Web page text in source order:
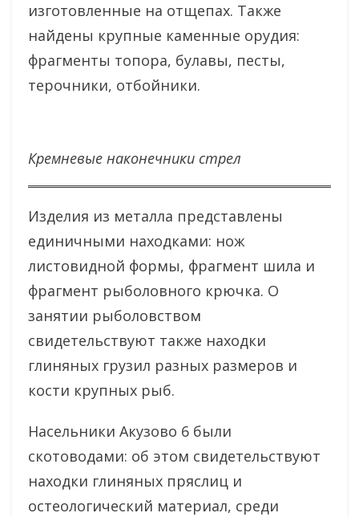
изготовленные на отщепах. Также
найдены крупные каменные орудия:
фрагменты топора, булавы, песты,
терочники, отбойники.
Кремневые наконечники стрел
Изделия из металла представлены
единичными находками: нож
листовидной формы, фрагмент шила и
фрагмент рыболовного крючка. О
занятии рыболовством
свидетельствуют также находки
глиняных грузил разных размеров и
кости крупных рыб.
Насельники Акузово 6 были
скотоводами: об этом свидетельствуют
находки глиняных пряслиц и
остеологический материал, среди